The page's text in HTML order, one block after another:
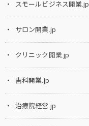
スモールビジネス開業.jp
サロン開業.jp
クリニック開業.jp
歯科開業.jp
治療院経営.jp